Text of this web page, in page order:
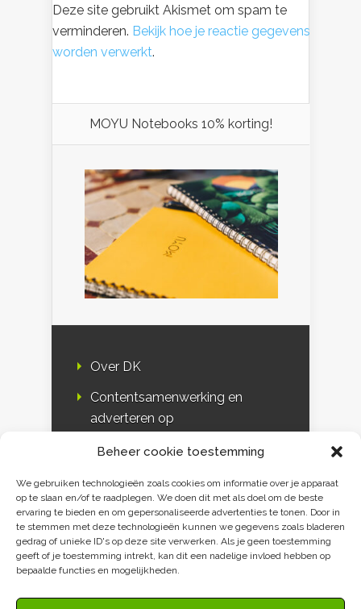
Beheer cookie toestemming
We gebruiken technologieën zoals cookies om informatie over je apparaat
op te slaan en/of te raadplegen. We doen dit met als doel om de beste
ervaring te bieden en om gepersonaliseerde advertenties te tonen. Door in
te stemmen met deze technologieën kunnen we gegevens zoals bladeren
gedrag of unieke ID's op deze site verwerken. Als je geen toestemming
geeft of je toestemming intrekt, kan dit een nadelige invloed hebben op
bepaalde functies en mogelijkheden.
Deze site gebruikt Akismet om spam te
verminderen. Bekijk hoe je reactie gegevens
worden verwerkt.
MOYU Notebooks 10% korting!
Over DK
Contentsamenwerking en
adverteren op
DK & media
Disclaimer
Privacy verklaring